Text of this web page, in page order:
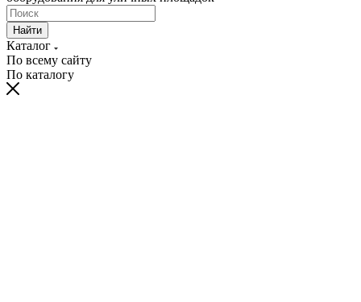
Найти
Каталог
По всему сайту
По каталогу